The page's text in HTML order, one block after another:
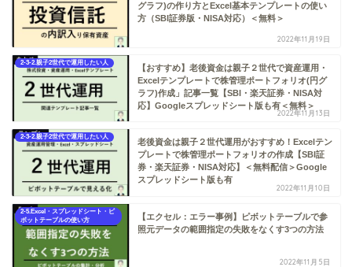
グラフ)の作り方とExcel基本テンプレートの使い
方（SBI証券版・NISA対応）＜無料＞
2022年11月19日
2-3-2.親子2世代で運用したい人
【おすすめ】老後資金は親子２世代で資産運用・
Excelテンプレートで株管理ポートフォリオ(円グ
ラフ)作成」記事一覧【SBI・楽天証券・NISA対
応】Googleスプレッドシート版も有＜無料＞
2022年11月13日
2-3-2.親子2世代で運用したい人
老後資金は親子２世代運用がおすすめ！Excelテン
プレートで株管理ポートフォリオの作成【SBI証
券・楽天証券・NISA対応】＜無料配信＞Google
スプレッドシート版も有
2022年11月10日
2-5.Excel・スプレッドシート・ピ
ボットテーブルの使い方
【エクセル：エラー事例】ピボットテーブルで参
照元データの範囲指定の失敗をなくす3つの方法
2022年11月5日